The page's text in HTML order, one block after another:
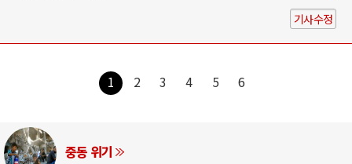
기사수정
1 2 3 4 5 6
중동 위기